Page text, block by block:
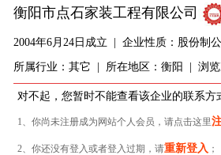
衡阳市点石家装工程有限公司
2004年6月24日成立 | 企业性质：股份制
所属行业：其它 | 所在地区：衡阳 | 浏览
对不起，您暂时不能查看该企业的联系
1、你尚未注册成为网站个人会员，请点击这里
2、你还没有登入或者登入过期，请重新登入 ；